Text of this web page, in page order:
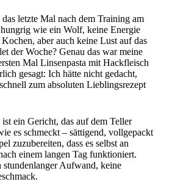
letzte Mal nach dem Training am
wie ein Wolf, keine Energie
aber auch keine Lust auf das
der Woche? Genau das war meine
Mal Linsenpasta mit Hackfleisch
gesagt: Ich hätte nicht gedacht,
zum absoluten Lieblingsrezept
ein Gericht, das auf dem Teller
es schmeckt – sättigend, vollgepackt
zuzubereiten, dass es selbst an
einem langen Tag funktioniert.
Aufwand, keine